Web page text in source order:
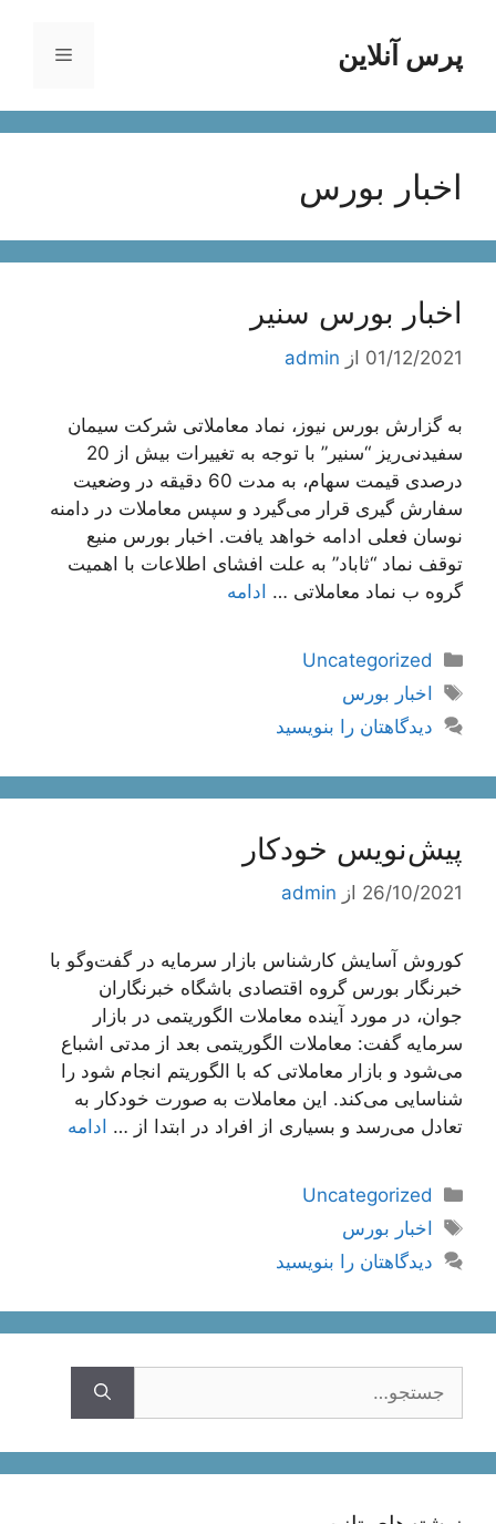
محتواپرس آنلاین فهرست
اخبار بورس
اخبار بورس سنیر
01/12/2021 از admin
به گزارش بورس نیوز، نماد معاملاتی شرکت سیمان
سفیدنی‌ریز “سنیر” با توجه به تغییرات بیش از 20
درصدی قیمت سهام، به مدت 60 دقیقه در وضعیت
سفارش گیری قرار می‌گیرد و سپس معاملات در دامنه
نوسان فعلی ادامه خواهد یافت. اخبار بورس منیع
توقف نماد “ثاباد” به علت افشای اطلاعات با اهمیت
گروه ب نماد معاملاتی … ادامه
دسته‌ها
Uncategorized
برچسب‌ها
اخبار بورس
دیدگاهتان را بنویسید
پیش‌نویس خودکار
26/10/2021 از admin
کوروش آسایش کارشناس بازار سرمایه در گفت‌وگو با
خبرنگار بورس گروه اقتصادی باشگاه خبرنگاران
جوان، در مورد آینده معاملات الگوریتمی در بازار
سرمایه گفت: معاملات الگوریتمی بعد از مدتی اشباع
می‌شود و بازار معاملاتی که با الگوریتم انجام شود را
شناسایی می‌کند. این معاملات به صورت خودکار به
تعادل می‌رسد و بسیاری از افراد در ابتدا از … ادامه
دسته‌ها
Uncategorized
برچسب‌ها
اخبار بورس
دیدگاهتان را بنویسید